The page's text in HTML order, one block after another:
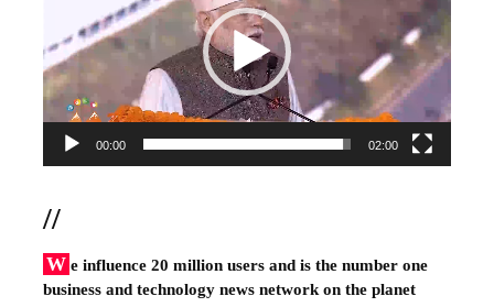
00:00 02:00
//
W e influence 20 million users and is the number one
business and technology news network on the planet